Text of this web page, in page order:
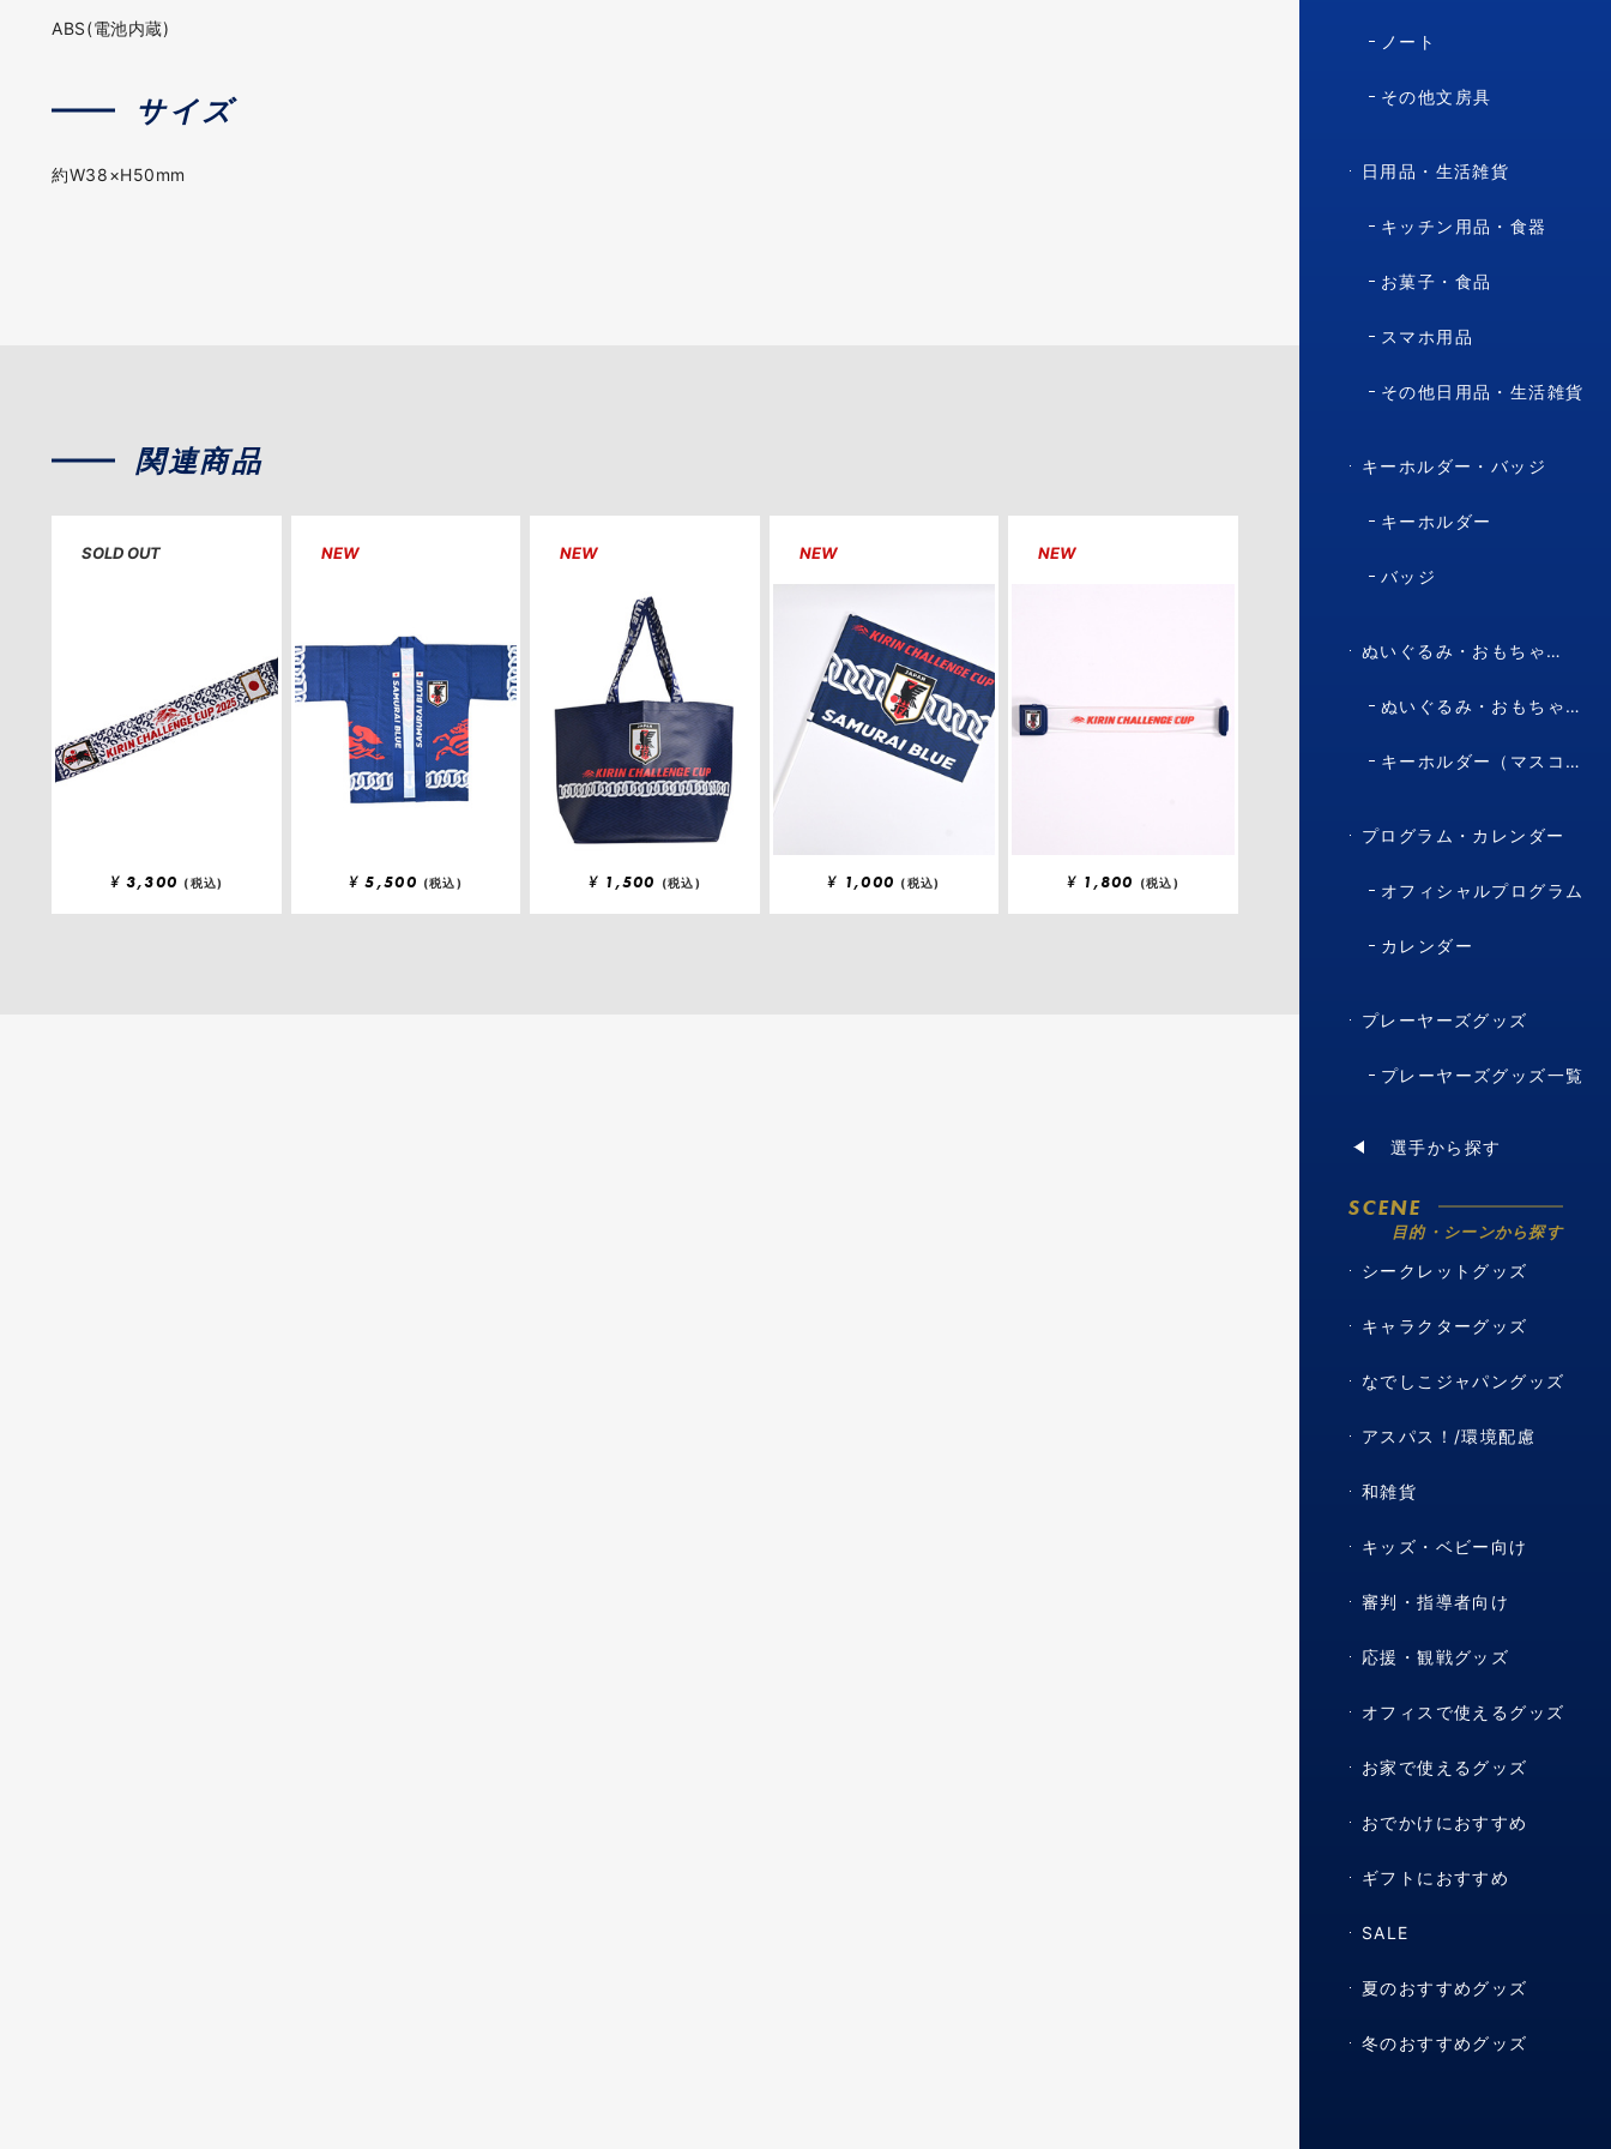
ABS(電池内蔵)
サイズ
約W38×H50mm
関連商品
SOLD OUT
¥ 3,300 (税込)
NEW
¥ 5,500 (税込)
NEW
¥ 1,500 (税込)
NEW
¥ 1,000 (税込)
NEW
¥ 1,800 (税込)
ノート
その他文房具
日用品・生活雑貨
キッチン用品・食器
お菓子・食品
スマホ用品
その他日用品・生活雑貨
キーホルダー・バッジ
キーホルダー
バッジ
ぬいぐるみ・おもちゃ・マスコット・キャラクター
ぬいぐるみ・おもちゃ（マスコット・キャラクター）
キーホルダー（マスコット・キャラクター）
プログラム・カレンダー
オフィシャルプログラム
カレンダー
プレーヤーズグッズ
プレーヤーズグッズ一覧
選手から探す
SCENE
目的・シーンから探す
シークレットグッズ
キャラクターグッズ
なでしこジャパングッズ
アスパス！/環境配慮
和雑貨
キッズ・ベビー向け
審判・指導者向け
応援・観戦グッズ
オフィスで使えるグッズ
お家で使えるグッズ
おでかけにおすすめ
ギフトにおすすめ
SALE
夏のおすすめグッズ
冬のおすすめグッズ